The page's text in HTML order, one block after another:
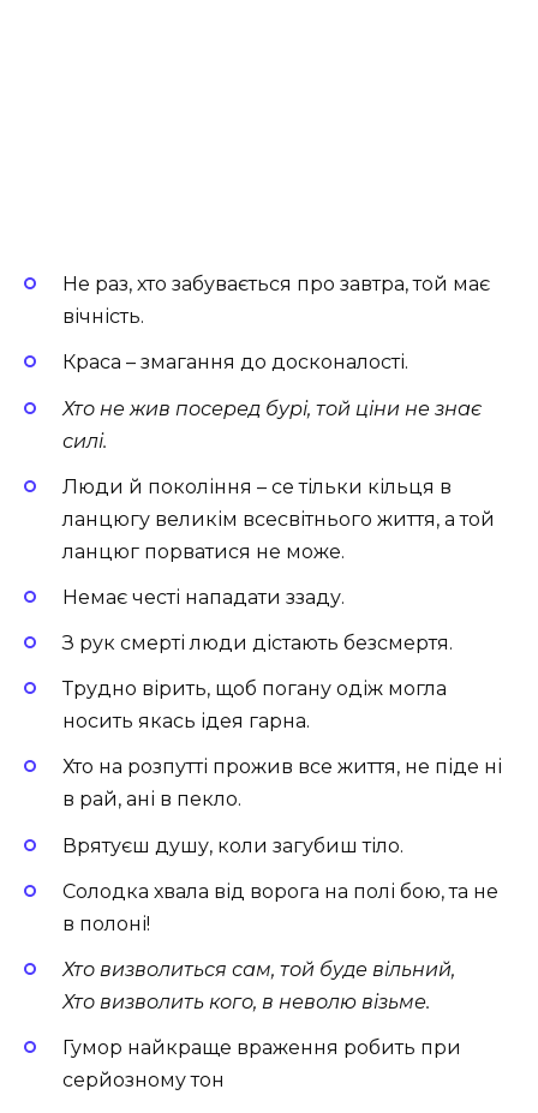
Не раз, хто забувається про завтра, той має
вічність.
Краса – змагання до досконалості.
Хто не жив посеред бурі, той ціни не знає
силі.
Люди й покоління – се тільки кільця в
ланцюгу великім всесвітнього життя, а той
ланцюг порватися не може.
Немає честі нападати ззаду.
З рук смерті люди дістають безсмертя.
Трудно вірить, щоб погану одіж могла
носить якась ідея гарна.
Хто на розпутті прожив все життя, не піде ні
в рай, ані в пекло.
Врятуєш душу, коли загубиш тіло.
Солодка хвала від ворога на полі бою, та не
в полоні!
Хто визволиться сам, той буде вільний,
Хто визволить кого, в неволю візьме.
Гумор найкраще враження робить при
серйозному тон